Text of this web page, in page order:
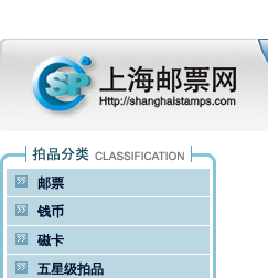
邮票
钱币
磁卡
五星级拍品